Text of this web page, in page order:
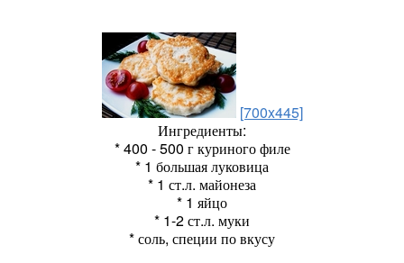
[700x445]
Ингредиенты:
* 400 - 500 г куриного филе
* 1 большая луковица
* 1 ст.л. майонеза
* 1 яйцо
* 1-2 ст.л. муки
* соль, специи по вкусу